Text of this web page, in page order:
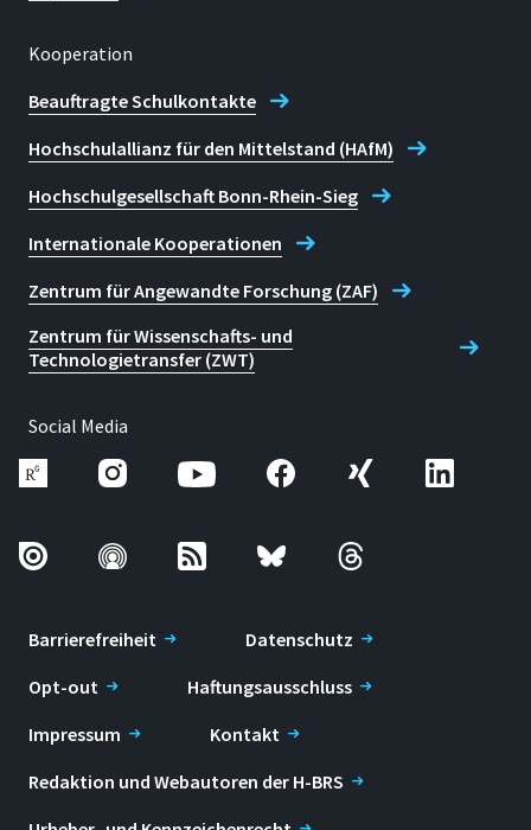
Kooperation
Beauftragte Schulkontakte
Hochschulallianz für den Mittelstand (HAfM)
Hochschulgesellschaft Bonn-Rhein-Sieg
Internationale Kooperationen
Zentrum für Angewandte Forschung (ZAF)
Zentrum für Wissenschafts- und
Technologietransfer (ZWT)
Social Media
Barrierefreiheit
Datenschutz
Opt-out
Haftungsausschluss
Impressum
Kontakt
Redaktion und Webautoren der H-BRS